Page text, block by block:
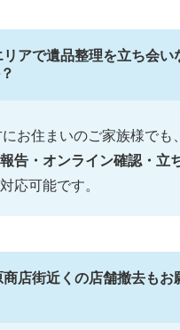
リアで遺品整理を立ち会い
お住まいのご家族様でも、
告・オンライン確認・立
応可能です。
店街近くの店舗撤去もお